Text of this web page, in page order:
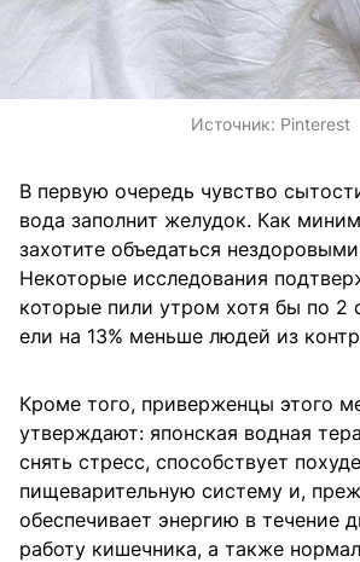
Источник: Pinterest
В первую очередь чувство
вода заполнит желудок. Как
захотите объедаться
Некоторые исследования
которые пили утром хотя бы по 2
ели на 13% меньше людей из
Кроме того, приверженцы этого
утверждают: японская водная
снять стресс, способствует
пищеварительную систему и,
обеспечивает энергию в течение
работу кишечника, а также